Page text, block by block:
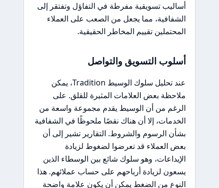
أساليب تسويقية مفرطة في التفاؤل وتفتقر إلى
الشفافية، مما يجعل من الصعب على العملاء
المحتملين تقييم المخاطر الحقيقية.
أسلوب التسويق والتواصل
عند تحليل سلوك الوسيط Tradition، يمكن
ملاحظة بعض العلامات المثيرة للقلق. على
الرغم من أن الوسيط يقدم مجموعة واسعة من
الخدمات، إلا أن هناك نقصًا ملحوظًا في الشفافية
بشأن الرسوم والشروط. التقارير تشير إلى أن
بعض العملاء قد تعرضوا لضغوط لزيادة
الإيداعات، وهو سلوك شائع بين الوسطاء الذين
يسعون لزيادة أرباحهم على حساب عملائهم. هذا
النوع من الضغط يمكن أن يكون علامة واضحة